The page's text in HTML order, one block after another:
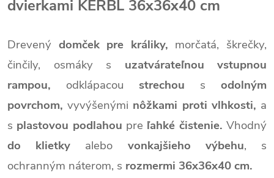
dvierkami KERBL 36x36x40 cm
Drevený domček pre králiky, morčatá, škrečky,
činčily, osmáky s uzatvárateľnou vstupnou
rampou, odklápacou strechou s odolným
povrchom, vyvýšenými nôžkami proti vlhkosti, a
s plastovou podlahou pre ľahké čistenie. Vhodný
do klietky alebo vonkajšieho výbehu, s
ochranným náterom, s rozmermi 36x36x40 cm.